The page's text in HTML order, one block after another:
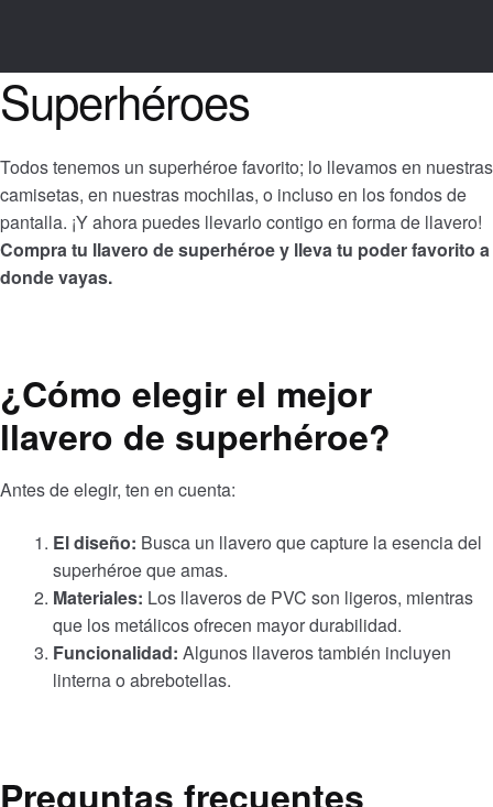
Superhéroes
Todos tenemos un superhéroe favorito; lo llevamos en nuestras
camisetas, en nuestras mochilas, o incluso en los fondos de
pantalla. ¡Y ahora puedes llevarlo contigo en forma de llavero!
Compra tu llavero de superhéroe y lleva tu poder favorito a
donde vayas.
¿Cómo elegir el mejor
llavero de superhéroe?
Antes de elegir, ten en cuenta:
El diseño: Busca un llavero que capture la esencia del
superhéroe que amas.
Materiales: Los llaveros de PVC son ligeros, mientras
que los metálicos ofrecen mayor durabilidad.
Funcionalidad: Algunos llaveros también incluyen
linterna o abrebotellas.
Preguntas frecuentes